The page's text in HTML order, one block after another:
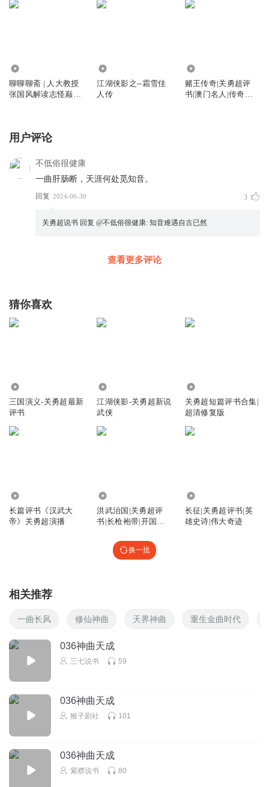
聊聊聊斋 | 人大教授
张国风解读志怪巅峰
江湖侠影之--霜雪佳
人传
赌王传奇|关勇超评
书|澳门名人|传奇人
用户评论
不低俗很健康
一曲肝肠断，天涯何处觅知音。
回复 2024-06-30 3
关勇超说书 回复 @不低俗很健康: 知音难遇自古已然
查看更多评论
猜你喜欢
三国演义-关勇超最新
评书
江湖侠影-关勇超新说
武侠
关勇超短篇评书合集|
超清修复版
长篇评书《汉武大
帝》关勇超演播
洪武治国|关勇超评
书|长枪袍带|开国之
长征|关勇超评书|英
雄史诗|伟大奇迹
换一批
相关推荐
一曲长风 修仙神曲 天界神曲 重生金曲时代
036神曲天成
三七说书 59
036神曲天成
猴子剧社 101
036神曲天成
紫襟说书 80